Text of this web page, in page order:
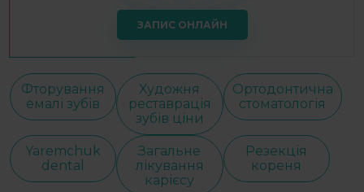
ЗАПИС ОНЛАЙН
Фторування
емалі зубів
Художня
реставрація
зубів ціни
Ортодонтична
стоматологія
Yaremchuk
dental
Загальне
лікування
карієсу
Резекція
кореня